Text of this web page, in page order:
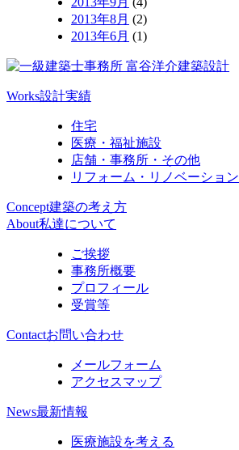
2013年8月 (2)
2013年6月 (1)
Works設計実績
住宅
医療・福祉施設
店舗・事務所・その他
リフォーム・リノベーション
Concept建築の考え方
About私達について
ご挨拶
事務所概要
プロフィール
受賞等
Contactお問い合わせ
メールフォーム
アクセスマップ
News最新情報
医療施設を考える